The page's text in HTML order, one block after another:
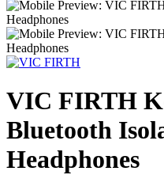
VIC FIRTH
Bluetooth
Headphones